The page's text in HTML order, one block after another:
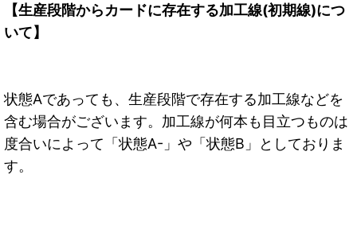
【生産段階からカードに存在する加工線(初期線)につ
いて】
状態Aであっても、生産段階で存在する加工線などを
含む場合がございます。加工線が何本も目立つものは
度合いによって「状態A-」や「状態B」としておりま
す。